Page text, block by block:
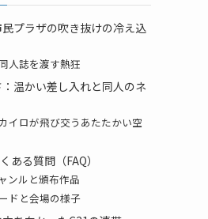
プラザの吹き抜けの冷え込
人誌を渡す熱狂
温かい差し入れと同人のネ
イロが飛び交うあたたかい空
ある質問（FAQ）
ンルと頒布作品
ドと会場の様子